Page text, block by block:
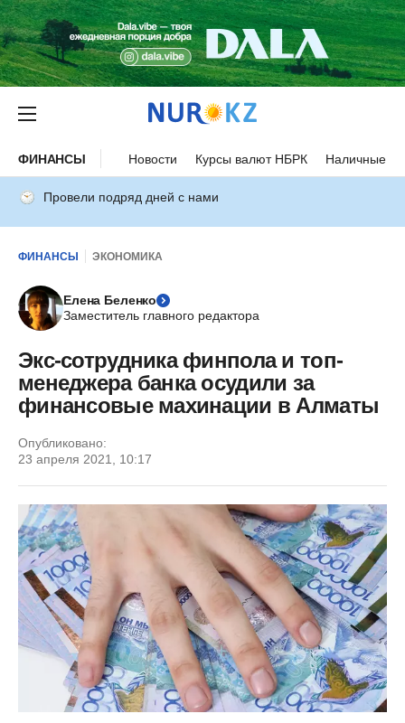
ФИНАНСЫ Новости Курсы валют НБРК Наличные
Провели подряд дней с нами
ФИНАНСЫ ЭКОНОМИКА
Елена Беленко
Заместитель главного редактора
Экс-сотрудника финпола и топ-
менеджера банка осудили за
финансовые махинации в Алматы
Опубликовано:
23 апреля 2021, 10:17